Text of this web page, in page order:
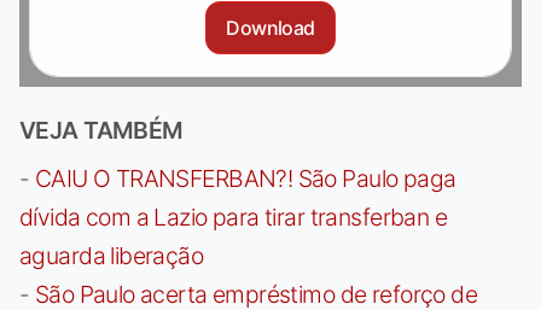
Download
VEJA TAMBÉM
- CAIU O TRANSFERBAN?! São Paulo paga
dívida com a Lazio para tirar transferban e
aguarda liberação
- São Paulo acerta empréstimo de reforço de